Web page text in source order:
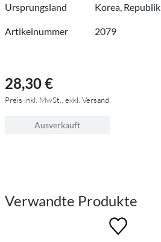
Ursprungsland Korea, Republik
Artikelnummer 2079
28,30 €
Preis inkl. MwSt., exkl. Versand
Ausverkauft
Verwandte Produkte